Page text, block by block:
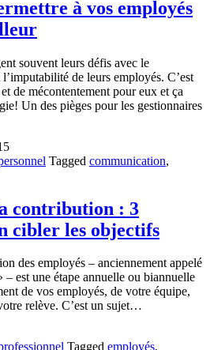
à vos employés
souvent leurs défis avec le
de leurs employés. C’est
de mécontentement pour eux et ça
Un des pièges pour les gestionnaires
Tagged communication,
contribution : 3
cibler les objectifs
des employés – anciennement appelé
– est une étape annuelle ou biannuelle
de vos employés, de votre équipe,
relève. C’est un sujet…
Tagged employés,